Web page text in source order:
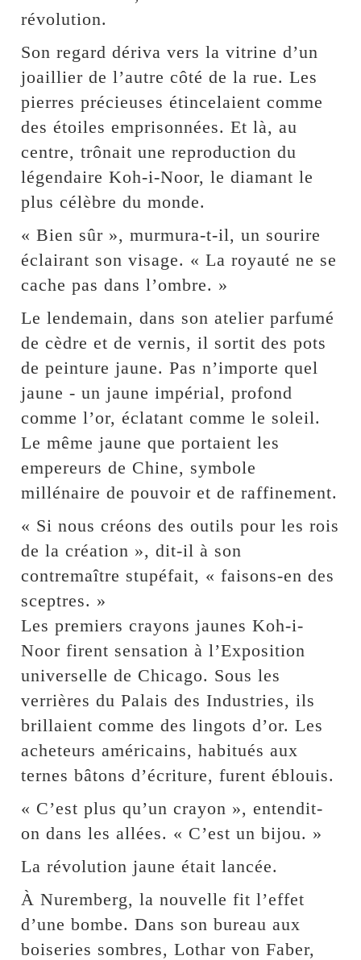
révolution.
Son regard dériva vers la vitrine d’un
joaillier de l’autre côté de la rue. Les
pierres précieuses étincelaient comme
des étoiles emprisonnées. Et là, au
centre, trônait une reproduction du
légendaire Koh-i-Noor, le diamant le
plus célèbre du monde.
« Bien sûr », murmura-t-il, un sourire
éclairant son visage. « La royauté ne se
cache pas dans l’ombre. »
Le lendemain, dans son atelier parfumé
de cèdre et de vernis, il sortit des pots
de peinture jaune. Pas n’importe quel
jaune - un jaune impérial, profond
comme l’or, éclatant comme le soleil.
Le même jaune que portaient les
empereurs de Chine, symbole
millénaire de pouvoir et de raffinement.
« Si nous créons des outils pour les rois
de la création », dit-il à son
contremaître stupéfait, « faisons-en des
sceptres. »
Les premiers crayons jaunes Koh-i-
Noor firent sensation à l’Exposition
universelle de Chicago. Sous les
verrières du Palais des Industries, ils
brillaient comme des lingots d’or. Les
acheteurs américains, habitués aux
ternes bâtons d’écriture, furent éblouis.
« C’est plus qu’un crayon », entendit-
on dans les allées. « C’est un bijou. »
La révolution jaune était lancée.
À Nuremberg, la nouvelle fit l’effet
d’une bombe. Dans son bureau aux
boiseries sombres, Lothar von Faber,